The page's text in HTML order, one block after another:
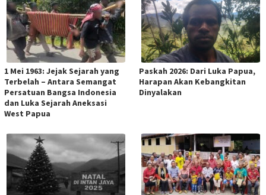
1 Mei 1963: Jejak Sejarah yang
Terbelah – Antara Semangat
Persatuan Bangsa Indonesia
dan Luka Sejarah Aneksasi
West Papua
Paskah 2026: Dari Luka Papua,
Harapan Akan Kebangkitan
Dinyalakan